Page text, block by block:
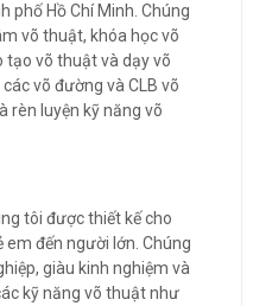
phố Hồ Chí Minh. Chúng
võ thuật, khóa học võ
tạo võ thuật và dạy võ
võ đường và CLB võ
rèn luyện kỹ năng võ
tôi được thiết kế cho
đến người lớn. Chúng
giàu kinh nghiệm và
kỹ năng võ thuật như